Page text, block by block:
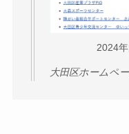
2024
大田区ホームペ